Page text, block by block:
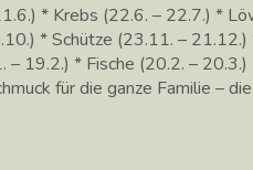
* Krebs (22.6. – 22.7.) *
* Schütze (23.11. –
– 19.2.) * Fische (20.2. – 20.3.)
für die ganze Familie –